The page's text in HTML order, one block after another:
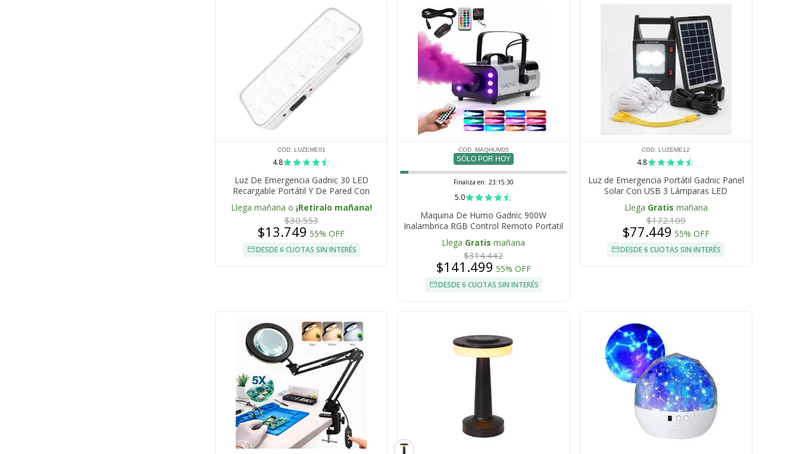
COD. LUZEME01
4.8
Luz De Emergencia Gadnic 30 LED
Recargable Portátil Y De Pared Con
Batería Integrada
Llega mañana o ¡Retiralo mañana!
$30.553
$13.749 55% OFF
DESDE 6 CUOTAS SIN INTERÉS
COD. MAQHUM05
SÓLO POR HOY
Finaliza en: 23:15:28
5.0
Maquina De Humo Gadnic 900W
Inalambrica RGB Control Remoto Portatil
Llega Gratis mañana
$314.442
$141.499 55% OFF
DESDE 6 CUOTAS SIN INTERÉS
COD. LUZEME12
4.8
Luz de Emergencia Portátil Gadnic Panel
Solar Con USB 3 Lámparas LED
Llega Gratis mañana
$172.109
$77.449 55% OFF
DESDE 6 CUOTAS SIN INTERÉS